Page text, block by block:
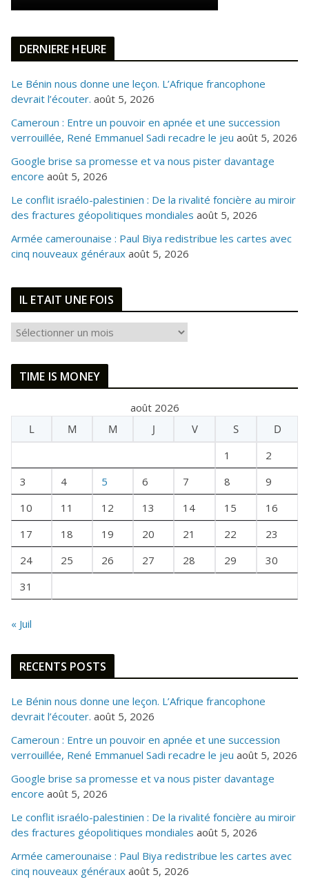
DERNIERE HEURE
Le Bénin nous donne une leçon. L’Afrique francophone
devrait l’écouter. août 5, 2026
Cameroun : Entre un pouvoir en apnée et une succession
verrouillée, René Emmanuel Sadi recadre le jeu août 5, 2026
Google brise sa promesse et va nous pister davantage
encore août 5, 2026
Le conflit israélo-palestinien : De la rivalité foncière au miroir
des fractures géopolitiques mondiales août 5, 2026
Armée camerounaise : Paul Biya redistribue les cartes avec
cinq nouveaux généraux août 5, 2026
IL ETAIT UNE FOIS
E
I
U
F
S
TIME IS MONEY
août 2026
L
M M J V S
D
1
2
3
4 5 6 7 8
9
10
11 12 13 14 15
16
17
18 19 20 21 22
23
24
25 26 27 28 29
30
31
« Juil
RECENTS POSTS
Le Bénin nous donne une leçon. L’Afrique francophone
devrait l’écouter. août 5, 2026
Cameroun : Entre un pouvoir en apnée et une succession
verrouillée, René Emmanuel Sadi recadre le jeu août 5, 2026
Google brise sa promesse et va nous pister davantage
encore août 5, 2026
Le conflit israélo-palestinien : De la rivalité foncière au miroir
des fractures géopolitiques mondiales août 5, 2026
Armée camerounaise : Paul Biya redistribue les cartes avec
cinq nouveaux généraux août 5, 2026